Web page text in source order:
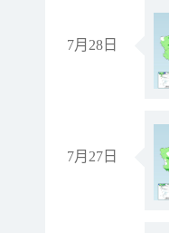
7月28日
7月27日